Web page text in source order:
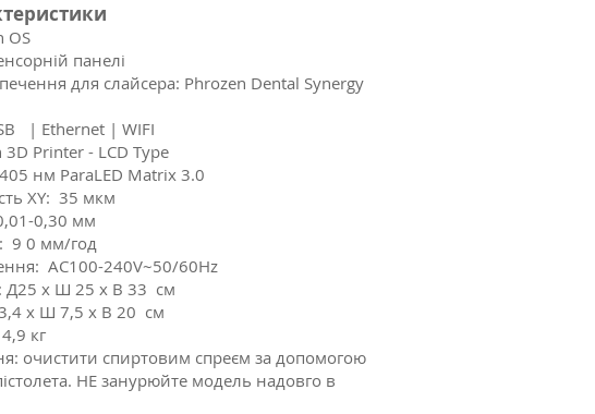
OS
панелі
для слайсера: Phrozen Dental Synergy
| Ethernet | WIFI
3D Printer - LCD Type
нм ParaLED Matrix 3.0
XY: 35 мкм
0,30 мм
9 0 мм/год
AC100-240V~50/60Hz
Д25 х Ш 25 х В 33 см
х Ш 7,5 х В 20 см
кг
очистити спиртовим спреєм за допомогою
НЕ занурюйте модель надовго в